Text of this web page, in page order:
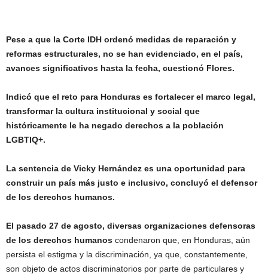
Pese a que la Corte IDH ordenó medidas de reparación y
reformas estructurales, no se han evidenciado, en el país,
avances significativos hasta la fecha, cuestionó Flores.
Indicó que el reto para Honduras es fortalecer el marco legal,
transformar la cultura institucional y social que
históricamente le ha negado derechos a la población
LGBTIQ+.
La sentencia de Vicky Hernández es una oportunidad para
construir un país más justo e inclusivo, concluyó el defensor
de los derechos humanos.
El pasado 27 de agosto, diversas organizaciones defensoras
de los derechos humanos condenaron que, en Honduras, aún
persista el estigma y la discriminación, ya que, constantemente,
son objeto de actos discriminatorios por parte de particulares y